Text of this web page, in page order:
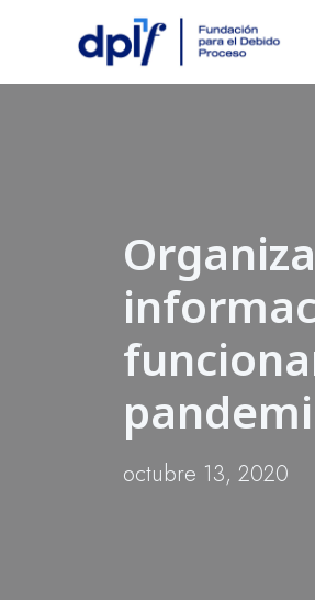
octubre 13, 2020